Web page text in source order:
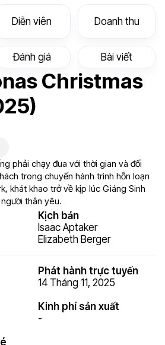
Diễn viên Doanh thu
Đánh giá Bài viết
Christmas
phải chạy đua với thời gian và đối
trong chuyến hành trình hỗn loạn
khát khao trở về kịp lúc Giáng Sinh
thân yêu.
Kịch bản
Isaac Aptaker
Elizabeth Berger
Phát hành trực tuyến
14 Tháng 11, 2025
Kinh phí sản xuất
-